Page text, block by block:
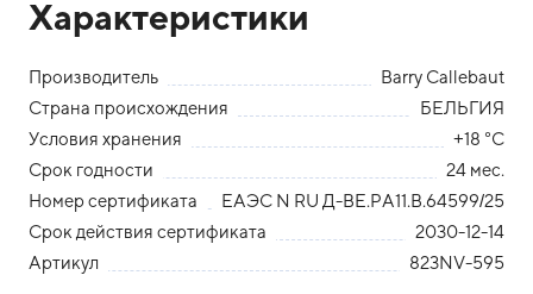
Характеристики
Производитель
Barry Callebaut
Страна происхождения
БЕЛЬГИЯ
Условия хранения
+18 °С
Срок годности
24 мес.
Номер сертификата
ЕАЭС N RU Д-ВЕ.РА11.В.64599/25
Срок действия сертификата
2030-12-14
Артикул
823NV-595